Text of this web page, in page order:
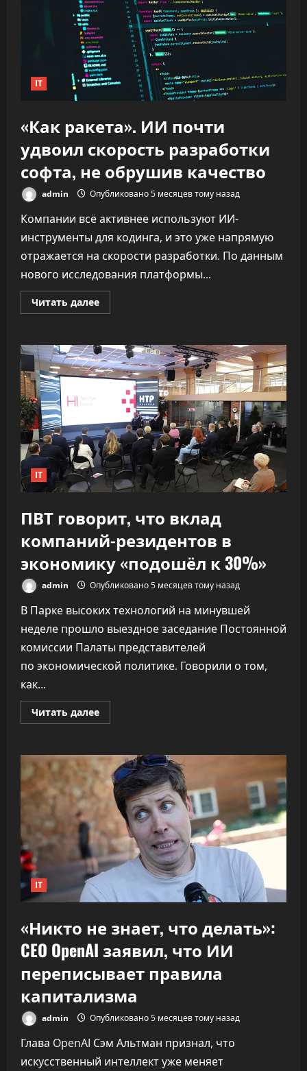
IT
«Как ракета». ИИ почти
удвоил скорость разработки
софта, не обрушив качество
admin Опубликовано 5 месяцев тому назад
Компании всё активнее используют ИИ-
инструменты для кодинга, и это уже напрямую
отражается на скорости разработки. По данным
нового исследования платформы...
Читать далееПрочитать
больше
ИИ
почти
удвоил
скорость
разработки
софта,
обрушив
качество
IT
ПВТ говорит, что вклад
компаний-резидентов в
экономику «подошёл к 30%»
admin Опубликовано 5 месяцев тому назад
В Парке высоких технологий на минувшей
неделе прошло выездное заседание Постоянной
комиссии Палаты представителей
по экономической политике. Говорили о том,
как...
Читать далееПрочитать
больше
что
вклад
компаний-
резидентов
в
экономику
«подошёл
30%»
IT
«Никто не знает, что делать»:
CEO OpenAI заявил, что ИИ
переписывает правила
капитализма
admin Опубликовано 5 месяцев тому назад
Глава OpenAI Сэм Альтман признал, что
искусственный интеллект уже меняет